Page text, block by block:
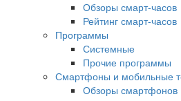
Обзоры смарт-часов
Рейтинг смарт-часов
Программы
Системные
Прочие программы
Смартфоны и мобильные
Обзоры смартфонов